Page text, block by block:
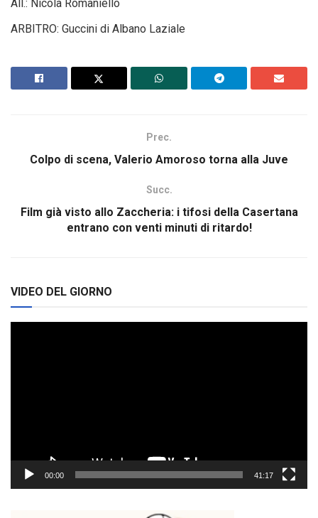
All.: Nicola Romaniello
ARBITRO: Guccini di Albano Laziale
Prec.
Colpo di scena, Valerio Amoroso torna alla Juve
Succ.
Film già visto allo Zaccheria: i tifosi della Casertana
entrano con venti minuti di ritardo!
VIDEO DEL GIORNO
00:00 41:17